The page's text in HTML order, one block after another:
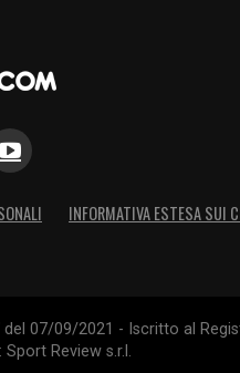
INFORMATIVA ESTESA SUI
07/09/2021 - Iscritto al
Review s.r.l.